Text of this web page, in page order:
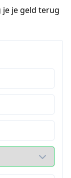
je je geld terug